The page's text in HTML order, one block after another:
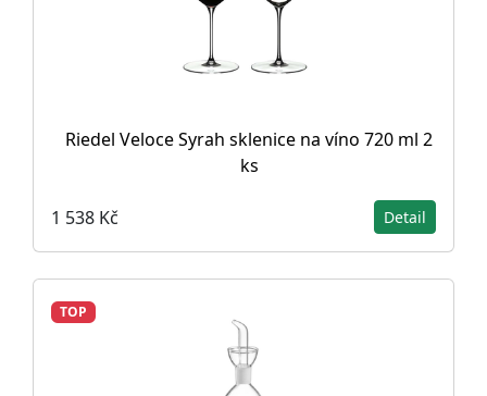
Riedel Veloce Syrah sklenice na víno 720 ml 2
ks
1 538 Kč Detail
TOP